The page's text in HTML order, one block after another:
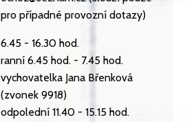
pro případné provozní dotazy)
6.45 - 16.30 hod.
ranní 6.45 hod. - 7.45 hod.
vychovatelka Jana Břenková
(zvonek 9918)
odpolední 11.40 - 15.15 hod.